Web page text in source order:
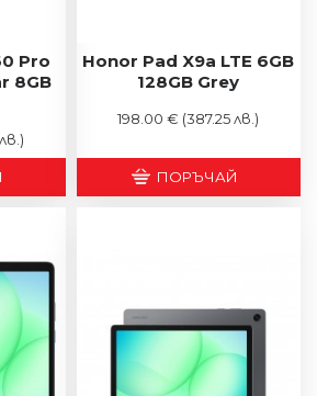
Pro
8GB
Honor Pad X9a LTE 6GB
128GB Grey
198.00 € (387.25 лв.)
ПОРЪЧАЙ